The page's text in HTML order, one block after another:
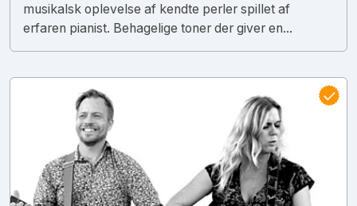
musikalsk oplevelse af kendte perler spillet af
erfaren pianist. Behagelige toner der giver en...